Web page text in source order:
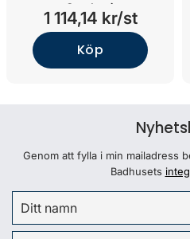
Smokey)
1 114,14 kr/st
Köp
Genom att fylla i min mailadress
Badhusets